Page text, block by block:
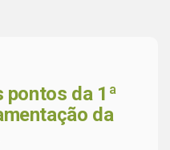
pontos da 1ª
da